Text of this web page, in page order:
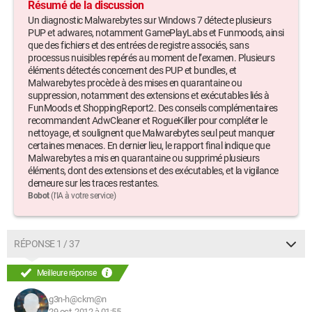
(PUP.GamePlayLabs) -> Aucune action effectuée.
HKCR\TypeLib\{44444444-4444-4444-4444-440044444479}
(PUP.GamePlayLabs) -> Aucune action effectuée.
HKCR\Interface\{55555555-5555-5555-5555-550055445579}
(PUP.GamePlayLabs) -> Aucune action effectuée.
HKCR\CrossriderApp0004479.BHO.1 (PUP.GamePlayLabs) ->
Aucune action effectuée.
HKLM\SOFTWARE\Microsoft\Windows\CurrentVersion\Expl
orer\Browser Helper Objects\{11111111-1111-1111-1111-
110011441179} (PUP.GamePlayLabs) -> Aucune action
effectuée.
HKCU\SOFTWARE\Microsoft\Windows\CurrentVersion\Ext\
Settings\{11111111-1111-1111-1111-110011441179}
(PUP.GamePlayLabs) -> Aucune action effectuée.
HKCU\SOFTWARE\Microsoft\Windows\CurrentVersion\Ext\
Stats\{11111111-1111-1111-1111-110011441179}
HKLM\SOFTWARE\Microsoft\Internet Explorer\Low
110011441179} (PUP.GamePlayLabs) -> Aucune action
effectuée.
HKLM\SOFTWARE\Microsoft\Windows\CurrentVersion\Ext\
Résumé de la discussion
Un diagnostic Malwarebytes sur Windows 7 détecte plusieurs
PUP et adwares, notamment GamePlayLabs et Funmoods, ainsi
que des fichiers et des entrées de registre associés, sans
processus nuisibles repérés au moment de l’examen. Plusieurs
éléments détectés concernent des PUP et bundles, et
Malwarebytes procède à des mises en quarantaine ou
suppression, notamment des extensions et exécutables liés à
FunMoods et ShoppingReport2. Des conseils complémentaires
recommandent AdwCleaner et RogueKiller pour compléter le
nettoyage, et soulignent que Malwarebytes seul peut manquer
certaines menaces. En dernier lieu, le rapport final indique que
Malwarebytes a mis en quarantaine ou supprimé plusieurs
éléments, dont des extensions et des exécutables, et la vigilance
demeure sur les traces restantes.
Bobot(l'IA à votre service)
RÉPONSE 1 / 37
Meilleure réponse
g3n-h@ckm@n